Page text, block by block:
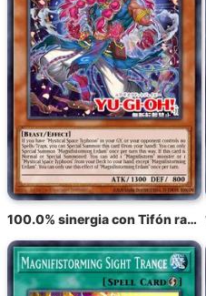
100.0% sinergia con Tifón radiante Eldam